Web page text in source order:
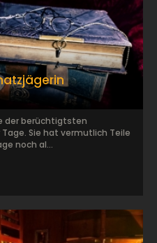
der berüchtigtsten
Sie hat vermutlich Teile
noch al...